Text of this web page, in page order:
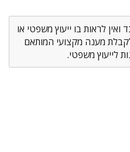
לראות בו ייעוץ משפטי או
מענה מקצועי המותאם
לייעוץ משפטי.